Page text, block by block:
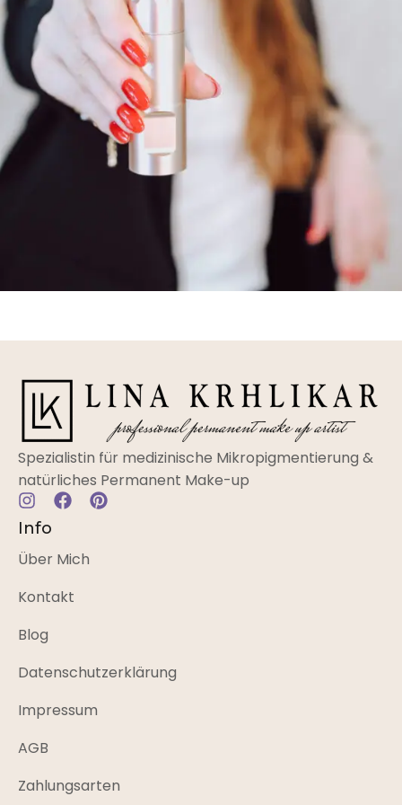
Spezialistin für medizinische Mikropigmentierung &
natürliches Permanent Make-up
Info
Über Mich
Kontakt
Blog
Datenschutzerklärung
Impressum
AGB
Zahlungsarten